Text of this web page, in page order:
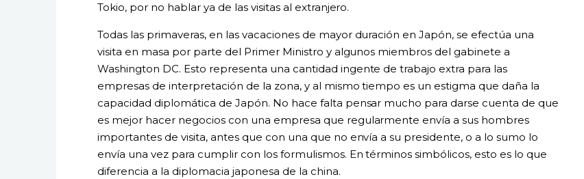
Tokio, por no hablar ya de las visitas al extranjero.
Todas las primaveras, en las vacaciones de mayor duración en Japón, se efectúa una
visita en masa por parte del Primer Ministro y algunos miembros del gabinete a
Washington DC. Esto representa una cantidad ingente de trabajo extra para las
empresas de interpretación de la zona, y al mismo tiempo es un estigma que daña la
capacidad diplomática de Japón. No hace falta pensar mucho para darse cuenta de que
es mejor hacer negocios con una empresa que regularmente envía a sus hombres
importantes de visita, antes que con una que no envía a su presidente, o a lo sumo lo
envía una vez para cumplir con los formulismos. En términos simbólicos, esto es lo que
diferencia a la diplomacia japonesa de la china.